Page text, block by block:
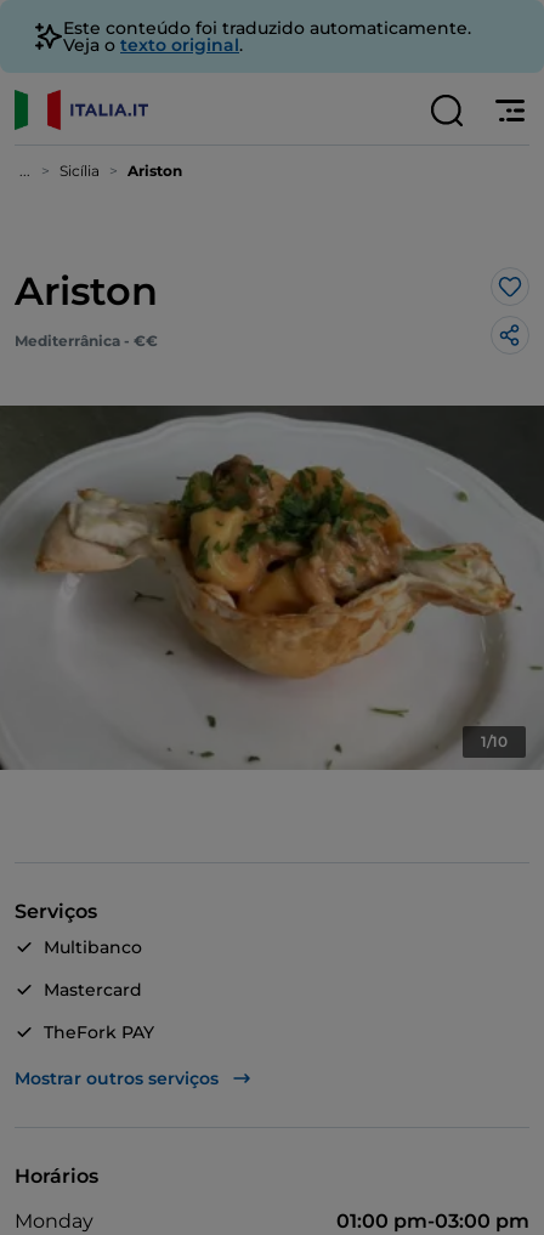
Este conteúdo foi traduzido automaticamente.
Veja o texto original.
... Sicília Ariston
Ariston
Mediterrânica - €€
1/10
Serviços
Multibanco
Mastercard
TheFork PAY
UnionPay via TheFork PAY
Mostrar outros serviços
Horários
Monday
01:00 pm-03:00 pm